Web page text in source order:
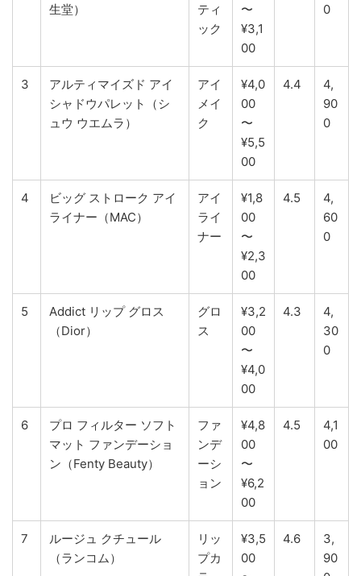
生堂）
ティ
ック
〜
¥3,1
00
0
3
アルティマイズド アイ
シャドウパレット（シ
ュウ ウエムラ）
アイ
メイ
ク
¥4,0
00
〜
¥5,5
00
4.4
4,
90
0
4
ビッグ ストローク アイ
ライナー（MAC）
アイ
ライ
ナー
¥1,8
00
〜
¥2,3
00
4.5
4,
60
0
5
Addict リップ グロス
（Dior）
グロ
ス
¥3,2
00
〜
¥4,0
00
4.3
4,
30
0
6
プロ フィルター ソフト
マット ファンデーショ
ン（Fenty Beauty）
ファ
ンデ
ーシ
ョン
¥4,8
00
〜
¥6,2
00
4.5
4,1
00
7
ルージュ クチュール
（ランコム）
リッ
プカ
¥3,5
00
4.6
3,
90